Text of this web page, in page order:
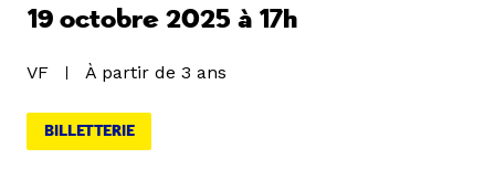
19 octobre 2025 à 17h
VF À partir de 3 ans
BILLETTERIE